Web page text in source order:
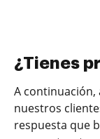
¿Tienes
A continuación,
nuestros
respuesta que